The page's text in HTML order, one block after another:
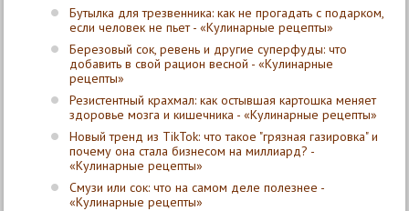
Бутылка для трезвенника: как не прогадать с подарком,
если человек не пьет - «Кулинарные рецепты»
Березовый сок, ревень и другие суперфуды: что
добавить в свой рацион весной - «Кулинарные
рецепты»
Резистентный крахмал: как остывшая картошка меняет
здоровье мозга и кишечника - «Кулинарные рецепты»
Новый тренд из TikTok: что такое "грязная газировка" и
почему она стала бизнесом на миллиард? -
«Кулинарные рецепты»
Смузи или сок: что на самом деле полезнее -
«Кулинарные рецепты»